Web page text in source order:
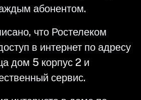
абонентом.
что Ростелеком
в интернет по адресу
дом 5 корпус 2 и
сервис.